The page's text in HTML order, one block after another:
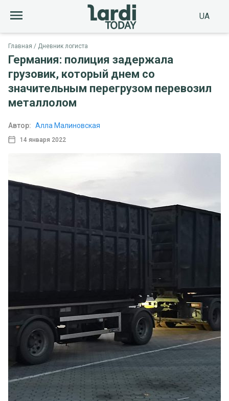
UA
Главная Дневник логиста
Германия: полиция задержала
грузовик, который днем со
значительным перегрузом перевозил
металлолом
14 января 2022
Автор: Алла Малиновская